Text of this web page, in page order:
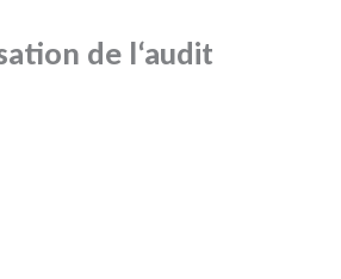
de l‘audit